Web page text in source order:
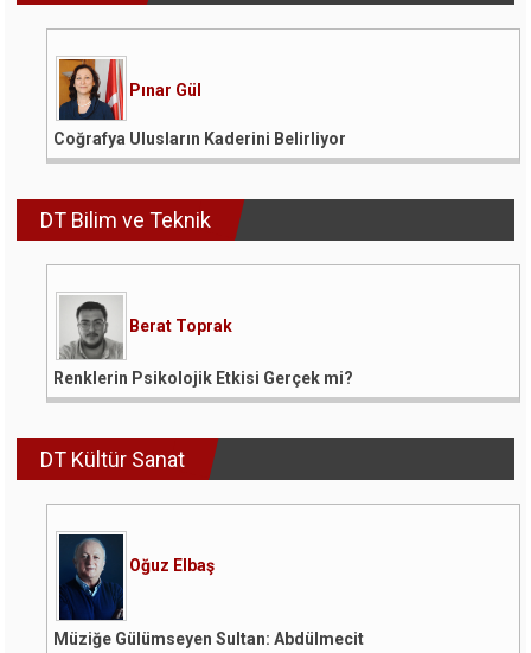
Pınar Gül
Coğrafya Ulusların Kaderini Belirliyor
DT Bilim ve Teknik
Berat Toprak
Renklerin Psikolojik Etkisi Gerçek mi?
DT Kültür Sanat
Oğuz Elbaş
Müziğe Gülümseyen Sultan: Abdülmecit